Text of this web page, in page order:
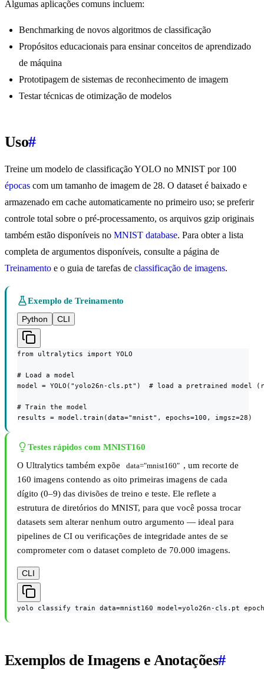
Algumas aplicações comuns incluem:
Benchmarking de novos algoritmos de classificação
Propósitos educacionais para ensinar conceitos de aprendizado
de máquina
Prototipagem de sistemas de reconhecimento de imagem
Testar técnicas de otimização de modelos
Uso#
Treine um modelo de classificação YOLO no MNIST por 100
épocas com um tamanho de imagem de 28. O dataset é baixado e
armazenado em cache automaticamente no primeiro uso; se preferir
controle total sobre o pré-processamento, os arquivos gzip originais
também estão disponíveis no MNIST database. Para obter a lista
completa de argumentos disponíveis, consulte a página de
Treinamento e o guia de tarefas de classificação de imagens.
Exemplo de Treinamento
Python
CLI
from ultralytics import YOLO
# Load a model
model = YOLO("yolo26n-cls.pt")  # load a pretrained model
# Train the model
results = model.train(data="mnist", epochs=100, imgsz=28)
Testes rápidos com MNIST160
O Ultralytics também expõe
data="mnist160" , um recorte de
160 imagens contendo as oito primeiras imagens de cada
dígito (0–9) das divisões de treino e teste. Ele reflete a
estrutura de diretórios do MNIST, para que você possa trocar
datasets sem alterar nenhum outro argumento — ideal para
pipelines de CI ou verificações de integridade antes de se
comprometer com o dataset completo de 70.000 imagens.
CLI
yolo classify train data=mnist160 model=yolo26n-cls.pt
Exemplos de Imagens e Anotações#